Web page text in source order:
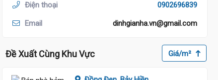
Điện thoại 0902696839
Email dinhgianha.vn@gmail.com
Đề Xuất Cùng Khu Vực Giá/m²